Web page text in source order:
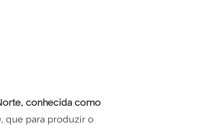
conhecida como
que para produzir o